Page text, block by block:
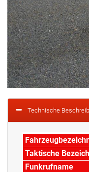
Technische
Taktische
Funkrufname